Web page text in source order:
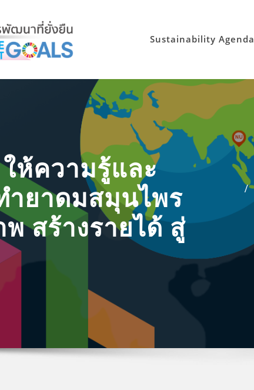
Sustainability Agenda
ห้ความรู้และ
ำยาดมสมุนไพร
สร้างรายได้ สู่